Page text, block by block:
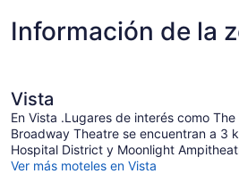
Información de la
Vista
En Vista .Lugares de interés como
Broadway Theatre se encuentran a 3
Hospital District y Moonlight
Ver más moteles en Vista